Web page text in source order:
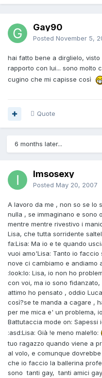
Gay90
Posted November 5,
hai fatto bene a dirglielo,
rapporto con lui... sono molto
cugino che mi capisse così
Quote
6 months later...
Imsosexy
Posted May 20, 2007
A lavoro da me , non so se lo
nulla , se immaginano e sono
mentre mentre rivestivo i
Lisa, che tutta sorridente
fa:Lisa: Ma io e te quando
vuoi amo'Lisa: Tanto io
nove ci cambiamo e andiamo
:look:Io: Lisa, io non ho
con voi, ma io sono
attimo ho pensato , oddio
così?se te manda a cagare ,
per me mica e' un problema,
Battutaccia mode on: Sapessi
:asd:Lisa: Già !e meno male!Io:
tuo ragazzo quando viene a
al volo, e comunque
che io faccio la ballerina
sono tanti gay, tanti amici